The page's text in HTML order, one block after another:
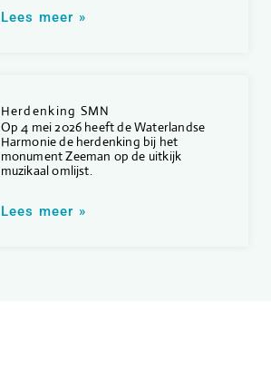
Lees meer »
Herdenking SMN
Op 4 mei 2026 heeft de Waterlandse
Harmonie de herdenking bij het
monument Zeeman op de uitkijk
muzikaal omlijst.
Lees meer »